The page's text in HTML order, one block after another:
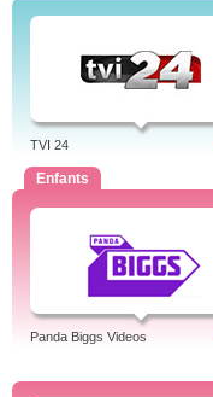
TVI 24
Enfants
Panda Biggs Videos